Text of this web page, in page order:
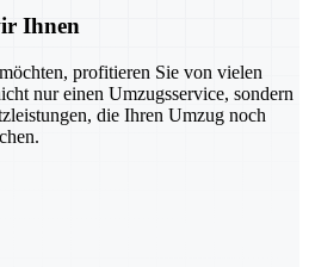
Ihnen
profitieren Sie von vielen
nur einen Umzugsservice, sondern
die Ihren Umzug noch